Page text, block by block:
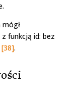
funkcją id: bez
[38].